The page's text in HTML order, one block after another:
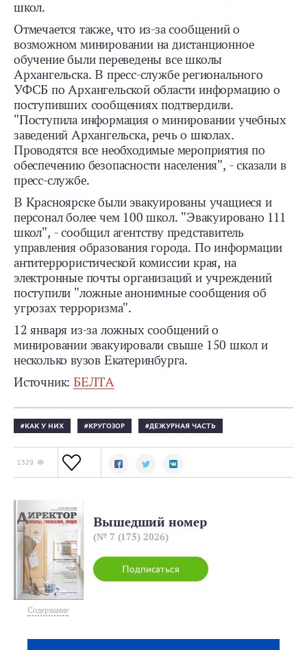
школ.
Отмечается также, что из-за сообщений о
возможном минировании на дистанционное
обучение были переведены все школы
Архангельска. В пресс-службе регионального
УФСБ по Архангельской области информацию о
поступивших сообщениях подтвердили.
"Поступила информация о минировании учебных
заведений Архангельска, речь о школах.
Проводятся все необходимые мероприятия по
обеспечению безопасности населения", - сказали в
пресс-службе.
В Красноярске были эвакуированы учащиеся и
персонал более чем 100 школ. "Эвакуировано 111
школ", - сообщил агентству представитель
управления образования города. По информации
антитеррористической комиссии края, на
электронные почты организаций и учреждений
поступили "ложные анонимные сообщения об
угрозах терроризма".
12 января из-за ложных сообщений о
минировании эвакуировали свыше 150 школ и
несколько вузов Екатеринбурга.
Источник:БЕЛТА
КАК У НИХ КРУГОЗОР ДЕЖУРНАЯ ЧАСТЬ
1329
Содержание
Подписаться
Вышедший номер
(№ 7 (175) 2026)